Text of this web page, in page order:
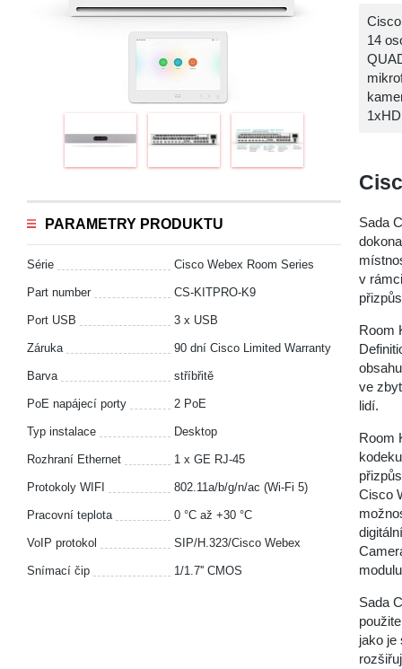
PARAMETRY PRODUKTU
Série Cisco Webex Room Series
Part number CS-KITPRO-K9
Port USB 3 x USB
Záruka 90 dní Cisco Limited Warranty
Barva stříbřitě
PoE napájecí porty 2 PoE
Typ instalace Desktop
Rozhraní Ethernet 1 x GE RJ-45
Protokoly WIFI 802.11a/b/g/n/ac (Wi-Fi 5)
Pracovní teplota 0 °С až +30 °С
VoIP protokol SIP/H.323/Cisco Webex
Snímací čip 1/1.7'' CMOS
14
Sada
v
Room
ve
lidí.
Room
Cisco
Sada
jako je